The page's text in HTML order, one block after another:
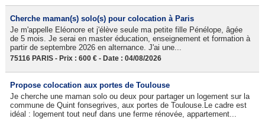
Cherche maman(s) solo(s) pour colocation à Paris
Je m'appelle Eléonore et j'élève seule ma petite fille Pénélope, âgée
de 5 mois. Je serai en master éducation, enseignement et formation à
partir de septembre 2026 en alternance. J'ai une...
75116 PARIS - Prix : 600 € - Date : 04/08/2026
Propose colocation aux portes de Toulouse
Je cherche une maman solo ou deux pour partager un logement sur la
commune de Quint fonsegrives, aux portes de Toulouse.Le cadre est
idéal : logement tout neuf dans une ferme rénovée, appartement...